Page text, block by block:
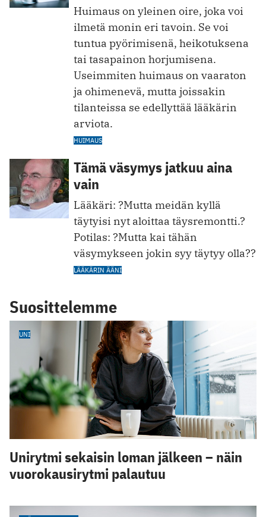
Huimaus on yleinen oire, joka voi
ilmetä monin eri tavoin. Se voi
tuntua pyörimisenä, heikotuksena
tai tasapainon horjumisena.
Useimmiten huimaus on vaaraton
ja ohimenevä, mutta joissakin
tilanteissa se edellyttää lääkärin
arviota.
HUIMAUS
Tämä väsymys jatkuu aina
vain
Lääkäri: ?Mutta meidän kyllä
täytyisi nyt aloittaa täysremontti.?
Potilas: ?Mutta kai tähän
väsymykseen jokin syy täytyy olla??
LÄÄKÄRIN ÄÄNI
Suosittelemme
UNI
Unirytmi sekaisin loman jälkeen – näin
vuorokausirytmi palautuu